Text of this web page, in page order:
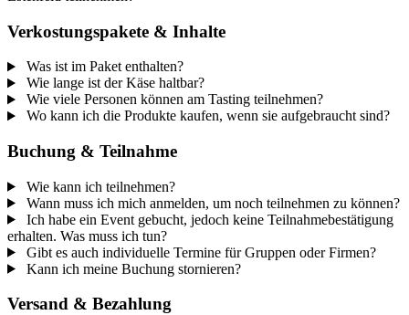
Verkostungspakete & Inhalte
Was ist im Paket enthalten?
Wie lange ist der Käse haltbar?
Wie viele Personen können am Tasting teilnehmen?
Wo kann ich die Produkte kaufen, wenn sie aufgebraucht sind?
Buchung & Teilnahme
Wie kann ich teilnehmen?
Wann muss ich mich anmelden, um noch teilnehmen zu können?
Ich habe ein Event gebucht, jedoch keine Teilnahmebestätigung
erhalten. Was muss ich tun?
Gibt es auch individuelle Termine für Gruppen oder Firmen?
Kann ich meine Buchung stornieren?
Versand & Bezahlung